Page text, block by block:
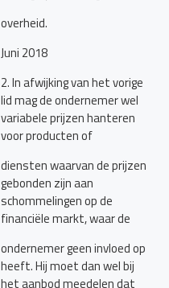
overheid.
Juni 2018
2. In afwijking van het vorige
lid mag de ondernemer wel
variabele prijzen hanteren
voor producten of
diensten waarvan de prijzen
gebonden zijn aan
schommelingen op de
financiële markt, waar de
ondernemer geen invloed op
heeft. Hij moet dan wel bij
het aanbod meedelen dat